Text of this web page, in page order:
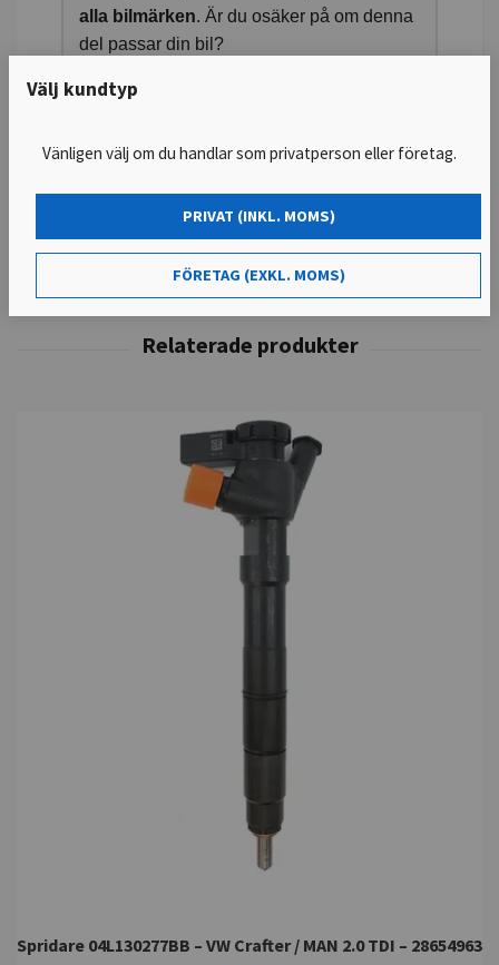
Välj kundtyp
Vänligen välj om du handlar som privatperson eller företag.
PRIVAT (INKL. MOMS)
FÖRETAG (EXKL. MOMS)
alla bilmärken. Är du osäker på om denna
del passar din bil?
Ring oss på
Mejl:kontakt@dieselcenter.se
Spridare 04L130277BB – VW Crafter / MAN 2.0 TDI – 28654963